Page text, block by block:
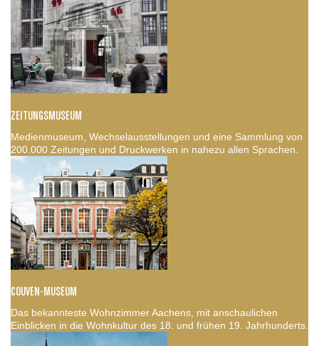
ZEITUNGSMUSEUM
Medienmuseum, Wechselausstellungen und eine Sammlung von
200.000 Zeitungen und Druckwerken in nahezu allen Sprachen.
COUVEN-MUSEUM
Das bekannteste Wohnzimmer Aachens, mit anschaulichen
Einblicken in die Wohnkultur des 18. und frühen 19. Jahrhunderts.